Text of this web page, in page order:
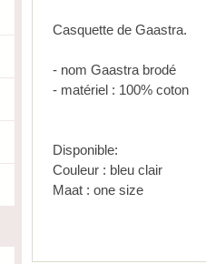
Casquette de Gaastra.
- nom Gaastra brodé
- matériel : 100% coton
Disponible:
Couleur : bleu clair
Maat : one size